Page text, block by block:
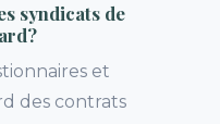
syndicats de
et
des contrats